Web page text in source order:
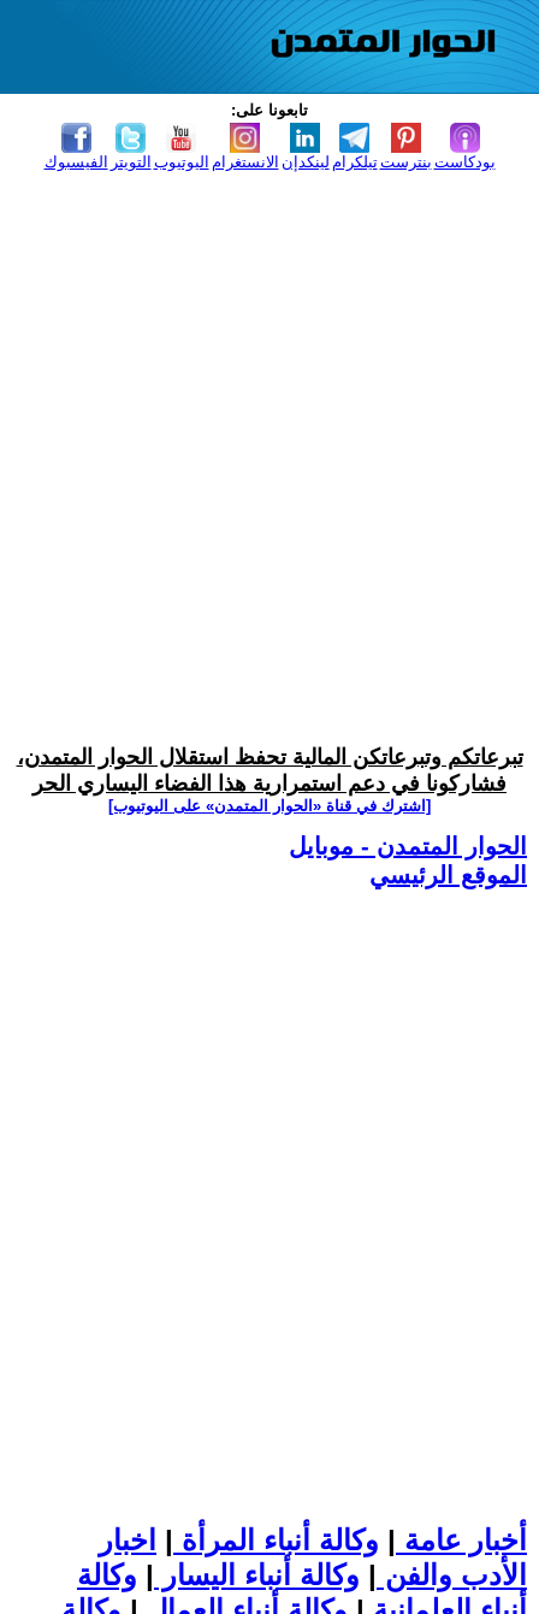
تابعونا على:
الفيسبوك التويتر اليوتيوب الانستغرام لينكدإن تيلكرامبنترست بودكاست
تبرعاتكم وتبرعاتكن المالية تحفظ استقلال الحوار المتمدن،
فشاركونا في دعم استمرارية هذا الفضاء اليساري الحر
[اشترك في قناة ‫«الحوار المتمدن» على اليوتيوب]
الحوار المتمدن - موبايل
الموقع الرئيسي
أخبار عامة | وكالة أنباء المرأة | اخبار
الأدب والفن | وكالة أنباء اليسار | وكالة